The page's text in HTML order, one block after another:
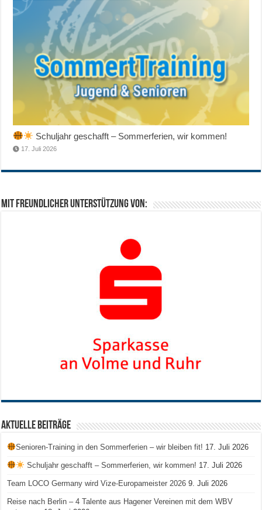
Schuljahr geschafft – Sommerferien, wir kommen!
17. Juli 2026
Mit freundlicher Unterstützung von:
Aktuelle Beiträge
Senioren-Training in den Sommerferien – wir bleiben fit! 17. Juli 2026
Schuljahr geschafft – Sommerferien, wir kommen! 17. Juli 2026
Team LOCO Germany wird Vize-Europameister 2026 9. Juli 2026
Reise nach Berlin – 4 Talente aus Hagener Vereinen mit dem WBV